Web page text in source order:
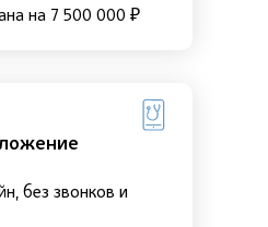
на 7 500 000 ₽
без звонков и